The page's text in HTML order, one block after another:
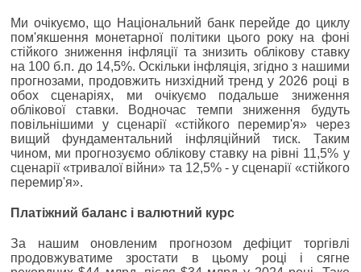
Ми очікуємо, що Національний банк перейде до циклу
пом'якшення монетарної політики цього року на фоні
стійкого зниження інфляції та знизить облікову ставку
на 100 б.п. до 14,5%. Оскільки інфляція, згідно з нашими
прогнозами, продовжить низхідний тренд у 2026 році в
обох сценаріях, ми очікуємо подальше зниження
облікової ставки. Водночас темпи зниження будуть
повільнішими у сценарії «стійкого перемир'я» через
вищий фундаментальний інфляційний тиск. Таким
чином, ми прогнозуємо облікову ставку на рівні 11,5% у
сценарії «тривалої війни» та 12,5% - у сценарії «стійкого
перемир'я».
Платіжний баланс і валютний курс
За нашим оновленим прогнозом дефіцит торгівлі
продовжуватиме зростати в цьому році і сягне